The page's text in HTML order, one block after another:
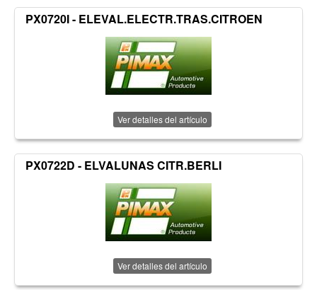
PX0720I - ELEVAL.ELECTR.TRAS.CITROEN
Ver detalles del artículo
PX0722D - ELVALUNAS CITR.BERLI
Ver detalles del artículo